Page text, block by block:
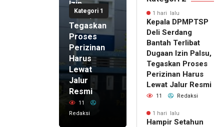
Kategori 1
Izin
Palsu,
Tegaskan
Proses
Perizinan
Harus
Lewat
Jalur
Resmi
11
Redaksi
1 hari lalu
Kepala DPMPTSP
Deli Serdang
Bantah Terlibat
Dugaan Izin Palsu,
Tegaskan Proses
Perizinan Harus
Lewat Jalur Resmi
11 Redaksi
1 hari lalu
Hampir Setahun